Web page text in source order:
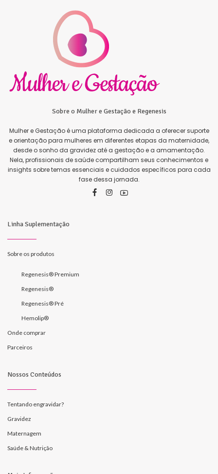
Sobre o Mulher e Gestação e Regenesis
Mulher e Gestação é uma plataforma dedicada a oferecer suporte
e orientação para mulheres em diferentes etapas da maternidade,
desde o sonho da gravidez até a gestação e a amamentação.
Nela, profissionais de saúde compartilham seus conhecimentos e
insights sobre temas essenciais e cuidados específicos para cada
fase dessa jornada.
Linha Suplementação
Sobre os produtos
Regenesis® Premium
Regenesis®
Regenesis® Pré
Hemolip®
Onde comprar
Parceiros
Nossos Conteúdos
Tentando engravidar?
Gravidez
Maternagem
Saúde & Nutrição